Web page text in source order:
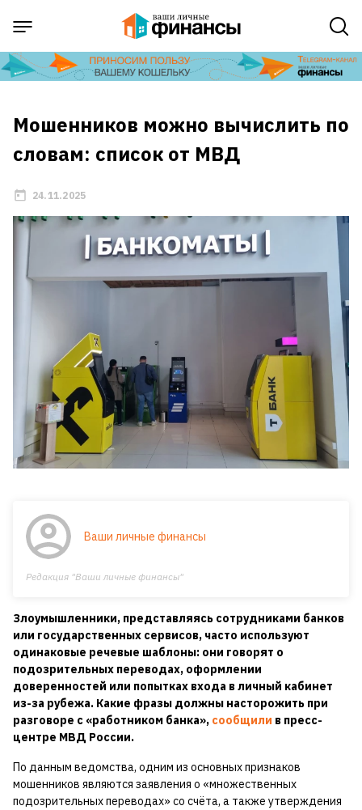
Мошенников можно вычислить по
словам: список от МВД
24.11.2025
Ваши личные финансы
Редакция "Ваши личные финансы"
Злоумышленники, представляясь сотрудниками банков
или государственных сервисов, часто используют
одинаковые речевые шаблоны: они говорят о
подозрительных переводах, оформлении
доверенностей или попытках входа в личный кабинет
из-за рубежа. Какие фразы должны насторожить при
разговоре с «работником банка», сообщили в пресс-
центре МВД России.
По данным ведомства, одним из основных признаков
мошенников являются заявления о «множественных
подозрительных переводах» со счёта, а также утверждения